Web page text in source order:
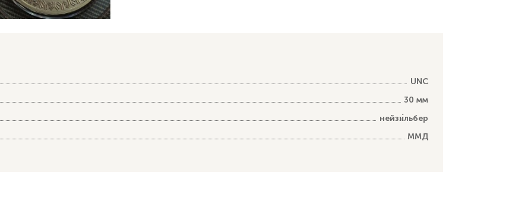
UNC
30 мм
нейзи́льбер
ММД